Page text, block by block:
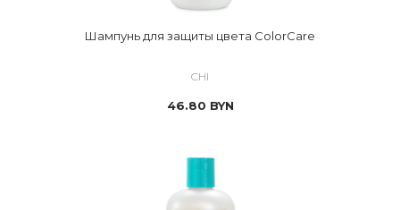
Шампунь для защиты цвета ColorCare
CHI
46.80 BYN